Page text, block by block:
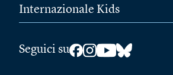
Internazionale Kids
Seguici su